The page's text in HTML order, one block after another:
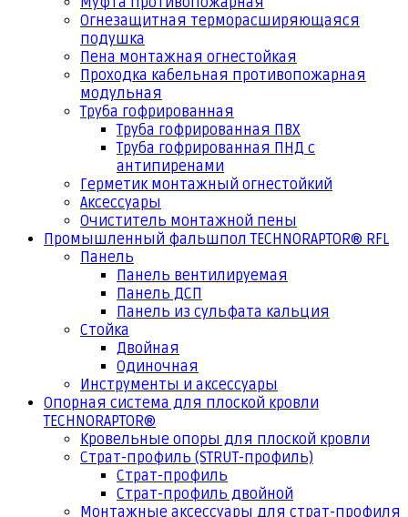
Огнезащитная терморасширяющаяся
подушка
Пена монтажная огнестойкая
Проходка кабельная противопожарная
модульная
Труба гофрированная
Труба гофрированная ПВХ
Труба гофрированная ПНД с
антипиренами
Герметик монтажный огнестойкий
Аксессуары
Очиститель монтажной пены
Промышленный фальшпол TECHNORAPTOR® RFL
Панель
Панель вентилируемая
Панель ДСП
Панель из сульфата кальция
Стойка
Двойная
Одиночная
Инструменты и аксессуары
Опорная система для плоской кровли
TECHNORAPTOR®
Кровельные опоры для плоской кровли
Страт-профиль (STRUT-профиль)
Страт-профиль
Страт-профиль двойной
Монтажные аксессуары для страт-профиля